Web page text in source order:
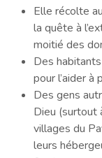
Elle récolte
la quête à
moitié des
Des
pour l’aider
Des gens
Dieu (surtout
villages du
leurs